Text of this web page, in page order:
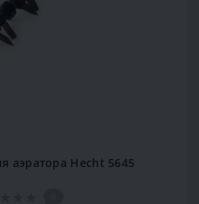
аэратора Hecht 5645